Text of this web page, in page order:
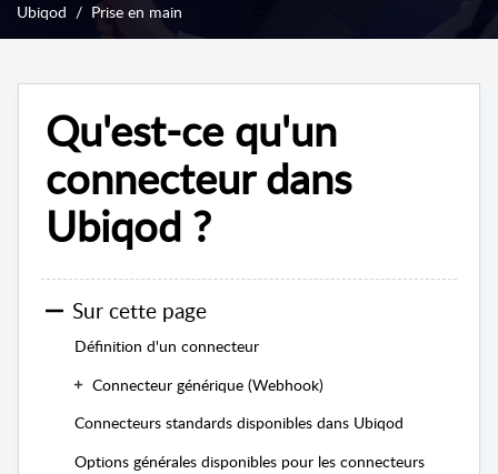
Ubiqod Prise en main
Qu'est-ce qu'un
connecteur dans
Ubiqod ?
Sur cette page
Définition d'un connecteur
Connecteur générique (Webhook)
Connecteurs standards disponibles dans Ubiqod
Options générales disponibles pour les connecteurs